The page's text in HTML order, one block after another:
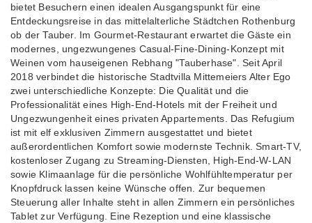
bietet Besuchern einen idealen Ausgangspunkt für eine
Entdeckungsreise in das mittelalterliche Städtchen Rothenburg
ob der Tauber. Im Gourmet-Restaurant erwartet die Gäste ein
modernes, ungezwungenes Casual-Fine-Dining-Konzept mit
Weinen vom hauseigenen Rebhang "Tauberhase". Seit April
2018 verbindet die historische Stadtvilla Mittemeiers Alter Ego
zwei unterschiedliche Konzepte: Die Qualität und die
Professionalität eines High-End-Hotels mit der Freiheit und
Ungezwungenheit eines privaten Appartements. Das Refugium
ist mit elf exklusiven Zimmern ausgestattet und bietet
außerordentlichen Komfort sowie modernste Technik. Smart-TV,
kostenloser Zugang zu Streaming-Diensten, High-End-W-LAN
sowie Klimaanlage für die persönliche Wohlfühltemperatur per
Knopfdruck lassen keine Wünsche offen. Zur bequemen
Steuerung aller Inhalte steht in allen Zimmern ein persönliches
Tablet zur Verfügung. Eine Rezeption und eine klassische